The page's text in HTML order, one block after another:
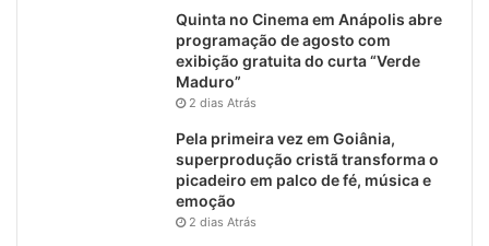
Quinta no Cinema em Anápolis abre
programação de agosto com
exibição gratuita do curta “Verde
Maduro”
2 dias Atrás
Pela primeira vez em Goiânia,
superprodução cristã transforma o
picadeiro em palco de fé, música e
emoção
2 dias Atrás